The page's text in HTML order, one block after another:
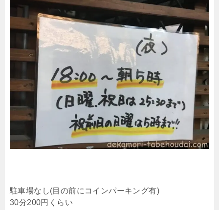
駐車場なし(目の前にコインパーキング有)
30分200円くらい